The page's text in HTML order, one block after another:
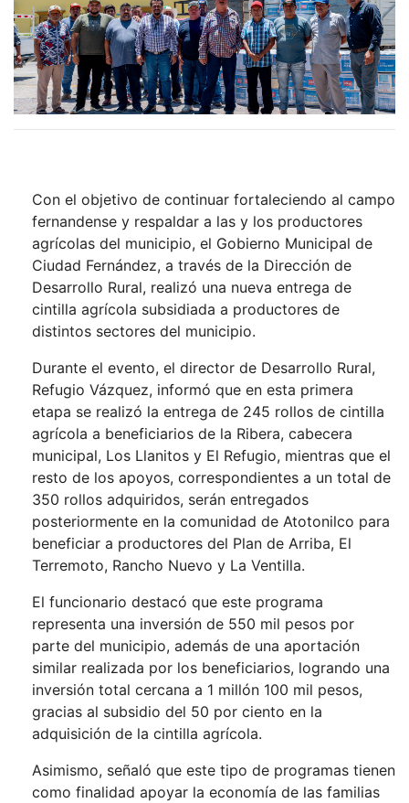
Con el objetivo de continuar fortaleciendo al campo
fernandense y respaldar a las y los productores
agrícolas del municipio, el Gobierno Municipal de
Ciudad Fernández, a través de la Dirección de
Desarrollo Rural, realizó una nueva entrega de
cintilla agrícola subsidiada a productores de
distintos sectores del municipio.
Durante el evento, el director de Desarrollo Rural,
Refugio Vázquez, informó que en esta primera
etapa se realizó la entrega de 245 rollos de cintilla
agrícola a beneficiarios de la Ribera, cabecera
municipal, Los Llanitos y El Refugio, mientras que el
resto de los apoyos, correspondientes a un total de
350 rollos adquiridos, serán entregados
posteriormente en la comunidad de Atotonilco para
beneficiar a productores del Plan de Arriba, El
Terremoto, Rancho Nuevo y La Ventilla.
El funcionario destacó que este programa
representa una inversión de 550 mil pesos por
parte del municipio, además de una aportación
similar realizada por los beneficiarios, logrando una
inversión total cercana a 1 millón 100 mil pesos,
gracias al subsidio del 50 por ciento en la
adquisición de la cintilla agrícola.
Asimismo, señaló que este tipo de programas tienen
como finalidad apoyar la economía de las familias